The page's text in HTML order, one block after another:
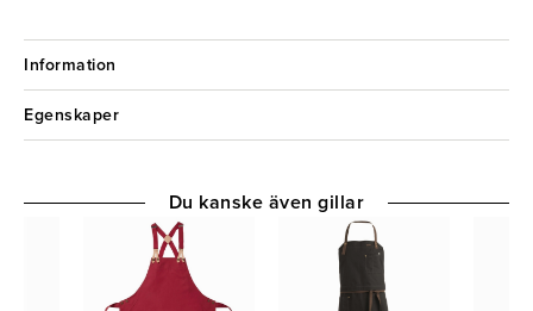
Information
Egenskaper
Du kanske även gillar